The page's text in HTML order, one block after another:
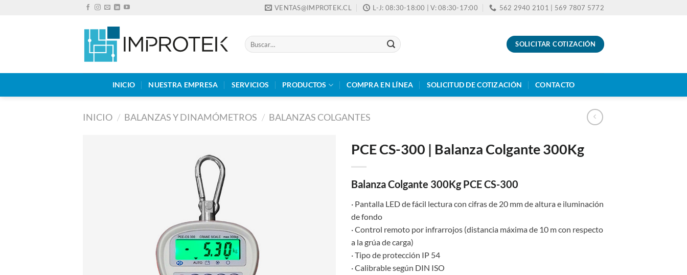
VENTAS@IMPROTEK.CL L-J: 08:30-18:00 | V: 08:30-17:00 562 2940 2101 | 569 7807 5772
Buscar
por:
SOLICITAR COTIZACIÓN
INICIO NUESTRA EMPRESA SERVICIOS PRODUCTOS COMPRA EN LÍNEA SOLICITUD DE COTIZACIÓN CONTACTO
INICIO / BALANZAS Y DINAMÓMETROS / BALANZAS COLGANTES
PCE CS-300 | Balanza Colgante 300Kg
Balanza Colgante 300Kg PCE CS-300
· Pantalla LED de fácil lectura con cifras de 20 mm de altura e iluminación
de fondo
· Control remoto por infrarrojos (distancia máxima de 10 m con respecto
a la grúa de carga)
· Tipo de protección IP 54
· Calibrable según DIN ISO